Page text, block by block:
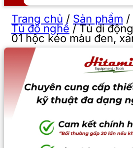
Trang chủ / Sản phẩm /
Tủ đồ nghề /Tủ di
01 hộc kéo màu đen,